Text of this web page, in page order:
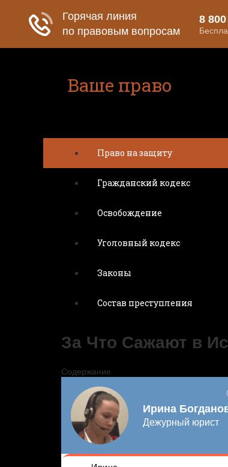
Ваше право
Право на защиту
Гражданский кодекс
Освобождение
Уголовный кодекс
Законы
Состав преступления
За Что Сажают в
Содержание